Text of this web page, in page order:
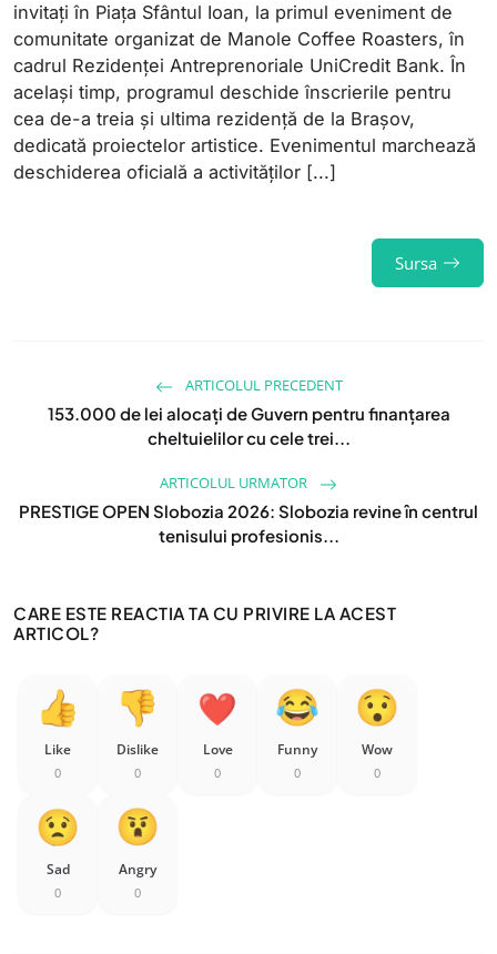
invitați în Piața Sfântul Ioan, la primul eveniment de
comunitate organizat de Manole Coffee Roasters, în
cadrul Rezidenței Antreprenoriale UniCredit Bank. În
același timp, programul deschide înscrierile pentru
cea de-a treia și ultima rezidență de la Brașov,
dedicată proiectelor artistice. Evenimentul marchează
deschiderea oficială a activităților [...]
Sursa
ARTICOLUL PRECEDENT
153.000 de lei alocați de Guvern pentru finanțarea
cheltuielilor cu cele trei...
ARTICOLUL URMATOR
PRESTIGE OPEN Slobozia 2026: Slobozia revine în centrul
tenisului profesionis...
CARE ESTE REACTIA TA CU PRIVIRE LA ACEST
ARTICOL?
Like
0
Dislike
0
Love
0
Funny
0
Wow
0
Sad
0
Angry
0